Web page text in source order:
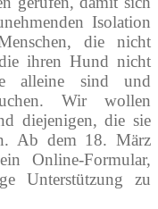
Isolation
die nicht
ihren Hund nicht
alleine sind und
Wir wollen
diejenigen, die sie
Ab dem 18. März
Online-Formular,
Unterstützung zu